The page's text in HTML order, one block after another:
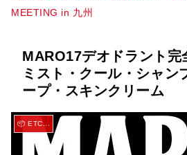
MEETING in 九州
MARO17デオドラント完
ミスト・クール・シャン
ープ・スキンクリーム
📦 ETC...